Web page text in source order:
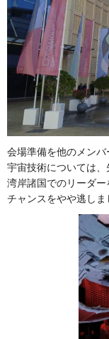
会場準備を他のメンバ
宇宙技術については
湾岸諸国でのリーダ
チャンスをやや逃しま